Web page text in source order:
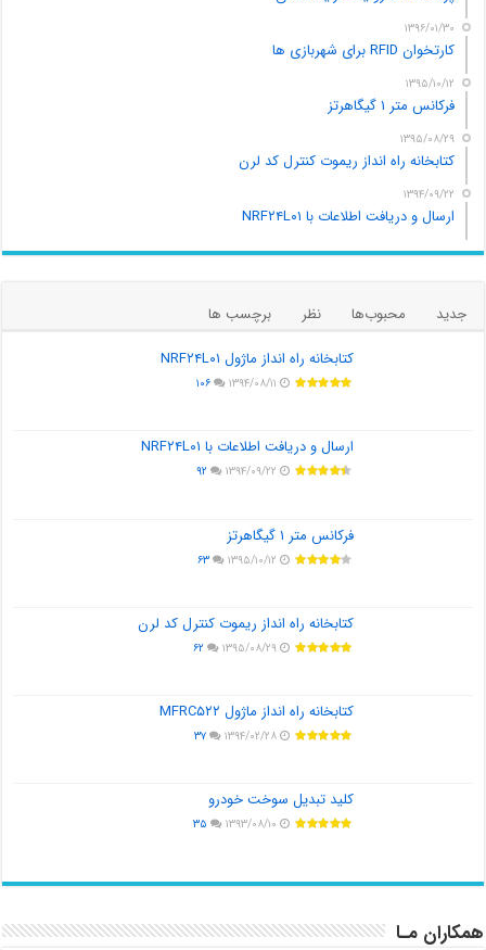
۱۳۹۶/۰۱/۳۰
کارتخوان RFID برای شهربازی ها
۱۳۹۵/۱۰/۱۲
فرکانس متر ۱ گیگاهرتز
۱۳۹۵/۰۸/۲۹
کتابخانه راه انداز ریموت کنترل کد لرن
۱۳۹۴/۰۹/۲۲
ارسال و دریافت اطلاعات با NRF۲۴L۰۱
جدید محبوب‌ها نظر
برچسب ها
کتابخانه راه انداز ماژول NRF۲۴L۰۱
۱۳۹۴/۰۸/۱۱ ۱۰۶
ارسال و دریافت اطلاعات با NRF۲۴L۰۱
۱۳۹۴/۰۹/۲۲ ۹۲
فرکانس متر ۱ گیگاهرتز
۱۳۹۵/۱۰/۱۲ ۶۳
کتابخانه راه انداز ریموت کنترل کد لرن
۱۳۹۵/۰۸/۲۹ ۶۲
کتابخانه راه انداز ماژول MFRC۵۲۲
۱۳۹۴/۰۲/۲۸ ۳۷
کلید تبدیل سوخت خودرو
۱۳۹۳/۰۸/۱۰ ۳۵
همکاران مـا